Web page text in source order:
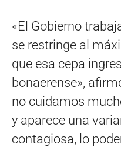
«El Gobierno
se restringe al
que esa cepa
bonaerense»,
no cuidamos
y aparece una
contagiosa, lo